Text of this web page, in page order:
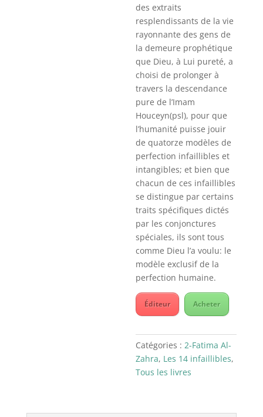
des extraits
resplendissants de la vie
rayonnante des gens de
la demeure prophétique
que Dieu, à Lui pureté, a
choisi de prolonger à
travers la descendance
pure de l’Imam
Houceyn(psl), pour que
l’humanité puisse jouir
de quatorze modèles de
perfection infaillibles et
intangibles; et bien que
chacun de ces infaillibles
se distingue par certains
traits spécifiques dictés
par les conjonctures
spéciales, ils sont tous
comme Dieu l’a voulu: le
modèle exclusif de la
perfection humaine.
Éditeur Acheter
Catégories :2-Fatima Al-
Zahra, Les 14 infaillibles,
Tous les livres